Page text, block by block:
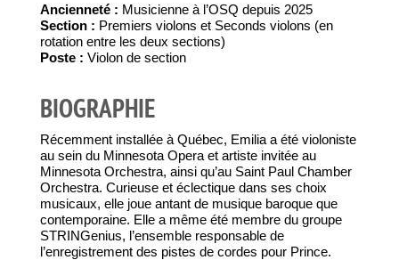
Ancienneté : Musicienne à l’OSQ depuis 2025
Section : Premiers violons et Seconds violons (en
rotation entre les deux sections)
Poste : Violon de section
BIOGRAPHIE
Récemment installée à Québec, Emilia a été violoniste
au sein du Minnesota Opera et artiste invitée au
Minnesota Orchestra, ainsi qu’au Saint Paul Chamber
Orchestra. Curieuse et éclectique dans ses choix
musicaux, elle joue antant de musique baroque que
contemporaine. Elle a même été membre du groupe
STRINGenius, l’ensemble responsable de
l’enregistrement des pistes de cordes pour Prince.